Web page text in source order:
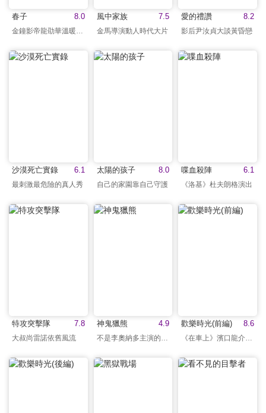
8.0
春子
金鐘影帝龍劭華溫暖演出
7.5
風中家族
金馬導演動人時代大片
8.2
愛的禮讚
影后尹汝貞大談黃昏戀
6.1
沙漠死亡實錄
最刺激最危險的真人秀
8.0
太陽的孩子
自己的家園靠自己守護
6.1
喋血殺陣
《洛基》杜夫朗格演出
7.8
特攻突擊隊
大叔尚雷諾依舊風流
4.9
神鬼獵熊 8.6
歡樂時光(前編)